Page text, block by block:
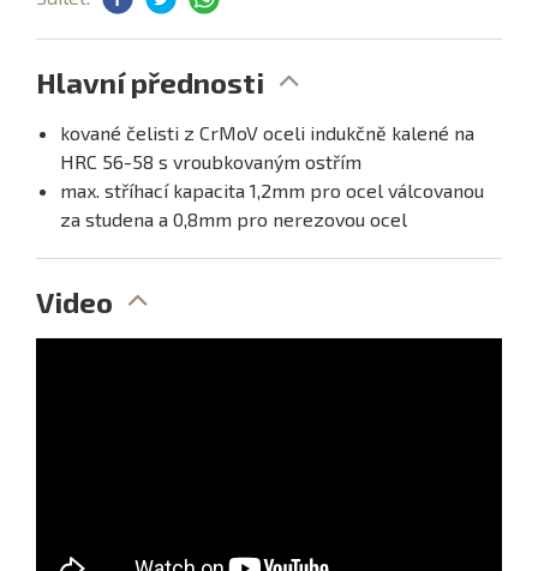
Hlavní přednosti
kované čelisti z CrMoV oceli indukčně kalené na
HRC 56-58 s vroubkovaným ostřím
max. stříhací kapacita 1,2mm pro ocel válcovanou
za studena a 0,8mm pro nerezovou ocel
Video